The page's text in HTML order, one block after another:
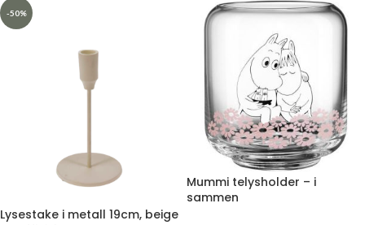
-50%
Lysestake i metall 19cm, beige
Mummi telysholder – i
sammen